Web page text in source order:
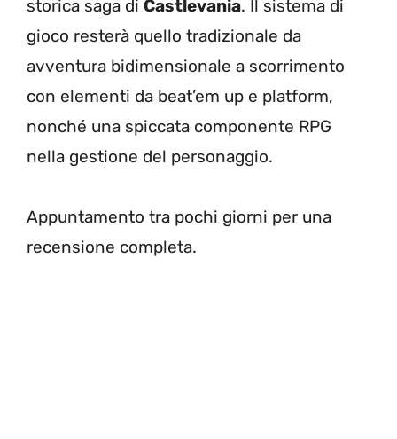
storica saga di Castlevania. Il sistema di
gioco resterà quello tradizionale da
avventura bidimensionale a scorrimento
con elementi da beat’em up e platform,
nonché una spiccata componente RPG
nella gestione del personaggio.
Appuntamento tra pochi giorni per una
recensione completa.